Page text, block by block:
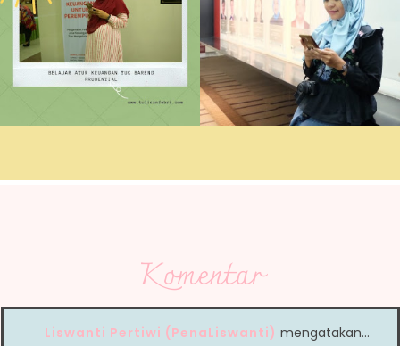
Komentar
Liswanti Pertiwi (PenaLiswanti) mengatakan…